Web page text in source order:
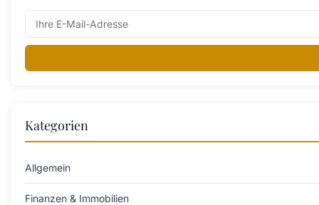
Kategorien
Allgemein
Finanzen & Immobilien